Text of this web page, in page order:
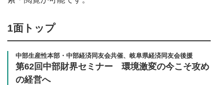
1面 トップ
中部生産性本部・中部経済同友会共催、岐阜県経済同友会後援
第62回中部財界セミナー 環境激変の今こそ攻め
の経営へ